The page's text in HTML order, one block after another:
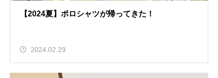
【2024夏】ポロシャツが帰ってきた！
2024.02.29